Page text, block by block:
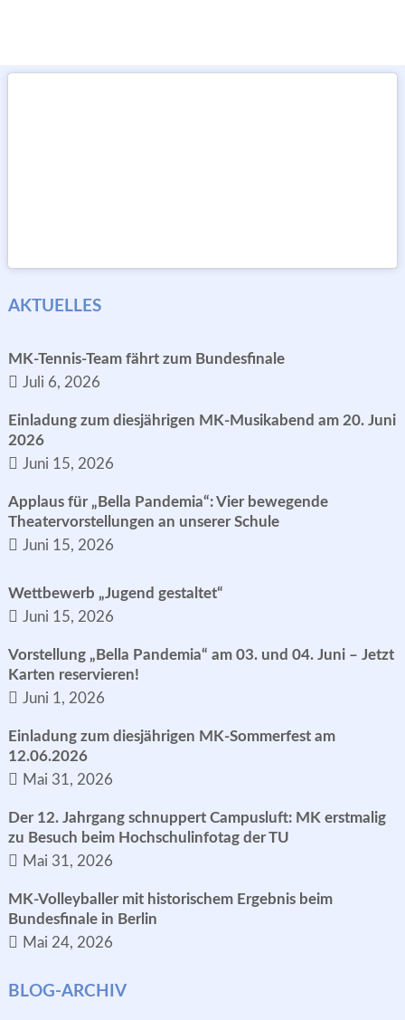
AKTUELLES
MK-Tennis-Team fährt zum Bundesfinale
Juli 6, 2026
Einladung zum diesjährigen MK-Musikabend am 20. Juni
2026
Juni 15, 2026
Applaus für „Bella Pandemia“: Vier bewegende
Theatervorstellungen an unserer Schule
Juni 15, 2026
Wettbewerb „Jugend gestaltet“
Juni 15, 2026
Vorstellung „Bella Pandemia“ am 03. und 04. Juni – Jetzt
Karten reservieren!
Juni 1, 2026
Einladung zum diesjährigen MK-Sommerfest am
12.06.2026
Mai 31, 2026
Der 12. Jahrgang schnuppert Campusluft: MK erstmalig
zu Besuch beim Hochschulinfotag der TU
Mai 31, 2026
MK-Volleyballer mit historischem Ergebnis beim
Bundesfinale in Berlin
Mai 24, 2026
BLOG-ARCHIV